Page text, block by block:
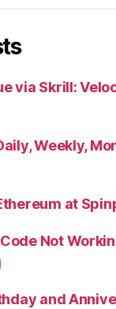
via Skrill:
Weekly,
at
Not
and